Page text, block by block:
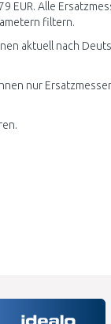
EUR. Alle
filtern.
aktuell nach
nur